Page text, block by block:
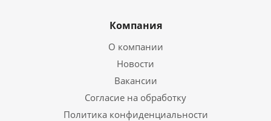
Компания
О компании
Новости
Вакансии
Согласие на обработку
Политика конфиденциальности